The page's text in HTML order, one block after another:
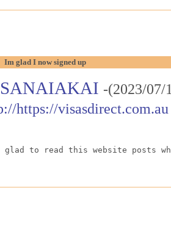
Im glad I now signed up
SANAIAKAI -(2023/
https://visasdirect.com.au
to read this website posts